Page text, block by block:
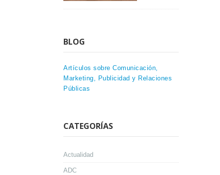
BLOG
Artículos sobre Comunicación,
Marketing, Publicidad y Relaciones
Públicas
CATEGORÍAS
Actualidad
ADC